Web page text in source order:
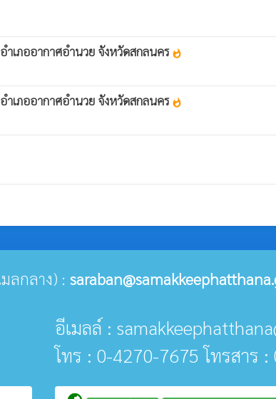
เภออากาศอำนวย จังหวัดสกลนคร whatshot
เภออากาศอำนวย จังหวัดสกลนคร whatshot
ลกลาง) :
อีเมลล์ :
โทร : 0-4270-7675 โทรสาร